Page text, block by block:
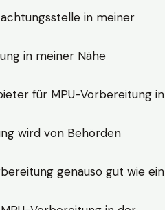
in meiner
in meiner Nähe
für MPU-Vorbereitung in
wird von Behörden
genauso gut wie ein